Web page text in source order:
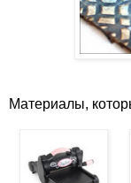
Материалы,